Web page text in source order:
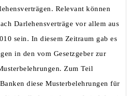
Relevant können
Darlehensverträge vor allem aus
sein. In diesem Zeitraum gab es
in den vom Gesetzgeber zur
Zum Teil
diese Musterbelehrungen für